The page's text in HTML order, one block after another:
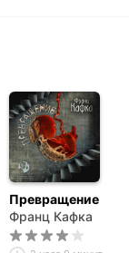
Превращение
Франц Кафка